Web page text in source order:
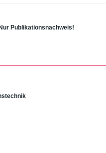
Publikationsnachweis!